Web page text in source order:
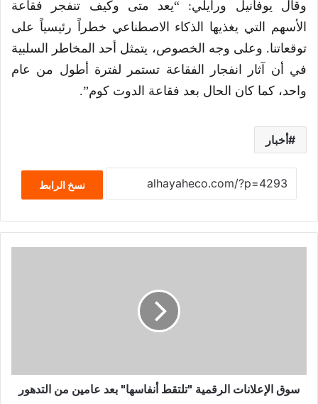
وقال يوفانيل ورايلي: “يعد متى وكيف تنفجر فقاعة
الأسهم التي يغذيها الذكاء الاصطناعي خطراً رئيسياً على
توقعاتنا. وعلى وجه الخصوص، يتمثل أحد المخاطر السلبية
في أن آثار انفجار الفقاعة تستمر لفترة أطول من عام
واحد، كما كان الحال بعد فقاعة الدوت كوم”.
أخبار
نسخ الرابط
سوق الإعلانات الرقمية "تلتقط أنفاسها" بعد عامين من التدهور